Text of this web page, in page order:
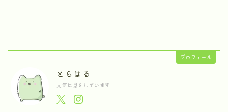
プロフィール
とらはる
元気に息をしています